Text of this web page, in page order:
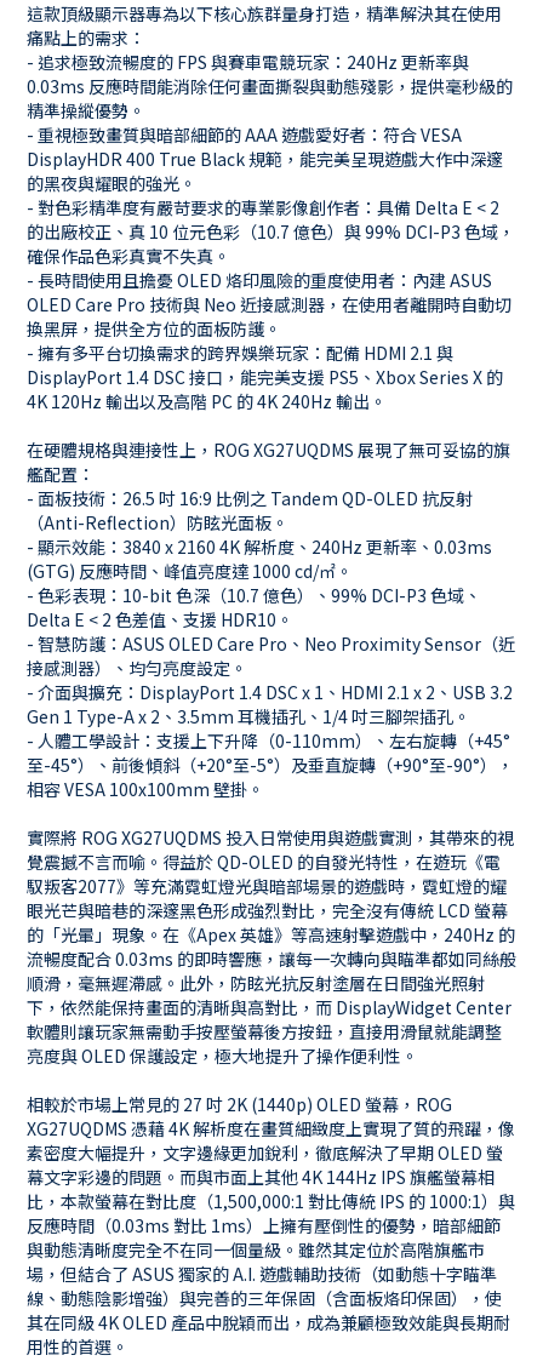
這款頂級顯示器專為以下核心族群量身打造，精準解決其在使用
痛點上的需求：
- 追求極致流暢度的 FPS 與賽車電競玩家：240Hz 更新率與
0.03ms 反應時間能消除任何畫面撕裂與動態殘影，提供毫秒級的
精準操縱優勢。
- 重視極致畫質與暗部細節的 AAA 遊戲愛好者：符合 VESA
DisplayHDR 400 True Black 規範，能完美呈現遊戲大作中深邃
的黑夜與耀眼的強光。
- 對色彩精準度有嚴苛要求的專業影像創作者：具備 Delta E < 2
的出廠校正、真 10 位元色彩（10.7 億色）與 99% DCI-P3 色域，
確保作品色彩真實不失真。
- 長時間使用且擔憂 OLED 烙印風險的重度使用者：內建 ASUS
OLED Care Pro 技術與 Neo 近接感測器，在使用者離開時自動切
換黑屏，提供全方位的面板防護。
- 擁有多平台切換需求的跨界娛樂玩家：配備 HDMI 2.1 與
DisplayPort 1.4 DSC 接口，能完美支援 PS5、Xbox Series X 的
4K 120Hz 輸出以及高階 PC 的 4K 240Hz 輸出。
在硬體規格與連接性上，ROG XG27UQDMS 展現了無可妥協的旗
艦配置：
- 面板技術：26.5 吋 16:9 比例之 Tandem QD-OLED 抗反射
（Anti-Reflection）防眩光面板。
- 顯示效能：3840 x 2160 4K 解析度、240Hz 更新率、0.03ms
(GTG) 反應時間、峰值亮度達 1000 cd/㎡。
- 色彩表現：10-bit 色深（10.7 億色）、99% DCI-P3 色域、
Delta E < 2 色差值、支援 HDR10。
- 智慧防護：ASUS OLED Care Pro、Neo Proximity Sensor（近
接感測器）、均勻亮度設定。
- 介面與擴充：DisplayPort 1.4 DSC x 1、HDMI 2.1 x 2、USB 3.2
Gen 1 Type-A x 2、3.5mm 耳機插孔、1/4 吋三腳架插孔。
- 人體工學設計：支援上下升降（0-110mm）、左右旋轉（+45°
至-45°）、前後傾斜（+20°至-5°）及垂直旋轉（+90°至-90°），
相容 VESA 100x100mm 壁掛。
實際將 ROG XG27UQDMS 投入日常使用與遊戲實測，其帶來的視
覺震撼不言而喻。得益於 QD-OLED 的自發光特性，在遊玩《電
馭叛客2077》等充滿霓虹燈光與暗部場景的遊戲時，霓虹燈的耀
眼光芒與暗巷的深邃黑色形成強烈對比，完全沒有傳統 LCD 螢幕
的「光暈」現象。在《Apex 英雄》等高速射擊遊戲中，240Hz 的
流暢度配合 0.03ms 的即時響應，讓每一次轉向與瞄準都如同絲般
順滑，毫無遲滯感。此外，防眩光抗反射塗層在日間強光照射
下，依然能保持畫面的清晰與高對比，而 DisplayWidget Center
軟體則讓玩家無需動手按壓螢幕後方按鈕，直接用滑鼠就能調整
亮度與 OLED 保護設定，極大地提升了操作便利性。
相較於市場上常見的 27 吋 2K (1440p) OLED 螢幕，ROG
XG27UQDMS 憑藉 4K 解析度在畫質細緻度上實現了質的飛躍，像
素密度大幅提升，文字邊緣更加銳利，徹底解決了早期 OLED 螢
幕文字彩邊的問題。而與市面上其他 4K 144Hz IPS 旗艦螢幕相
比，本款螢幕在對比度（1,500,000:1 對比傳統 IPS 的 1000:1）與
反應時間（0.03ms 對比 1ms）上擁有壓倒性的優勢，暗部細節
與動態清晰度完全不在同一個量級。雖然其定位於高階旗艦市
場，但結合了 ASUS 獨家的 A.I. 遊戲輔助技術（如動態十字瞄準
線、動態陰影增強）與完善的三年保固（含面板烙印保固），使
其在同級 4K OLED 產品中脫穎而出，成為兼顧極致效能與長期耐
用性的首選。